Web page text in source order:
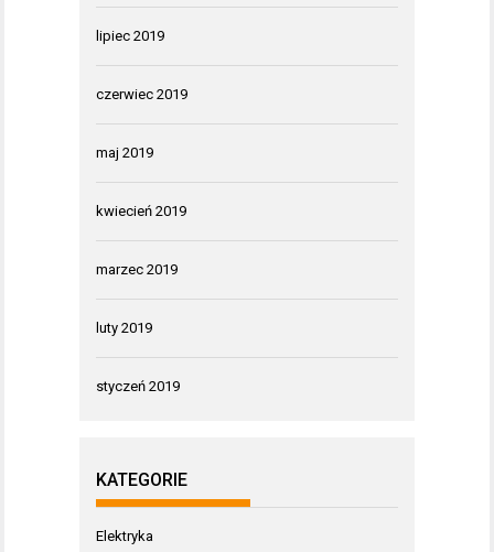
lipiec 2019
czerwiec 2019
maj 2019
kwiecień 2019
marzec 2019
luty 2019
styczeń 2019
KATEGORIE
Elektryka